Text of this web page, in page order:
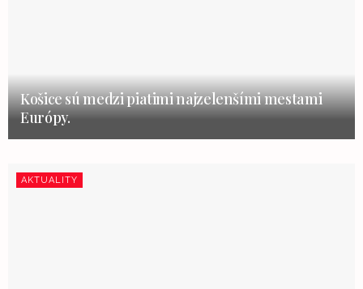
Košice sú medzi piatimi najzelenšími mestami
Európy.
AKTUALITY